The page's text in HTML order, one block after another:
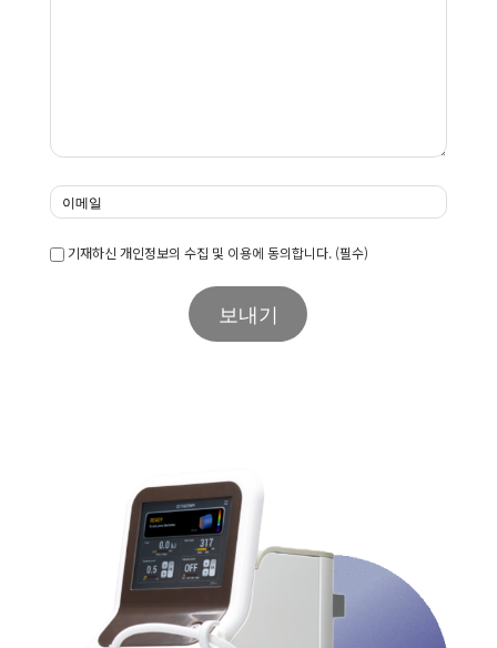
기재하신 개인정보의 수집 및 이용에 동의합니다. (필수)